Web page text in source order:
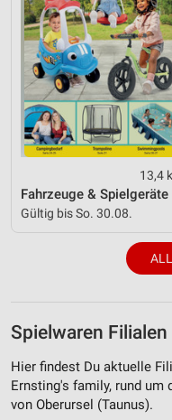
13,4
Fahrzeuge & Spielgeräte
Gültig bis So. 30.08.
Spielwaren
Hier findest Du aktuelle
Ernsting's family, rund um
von Oberursel (Taunus).